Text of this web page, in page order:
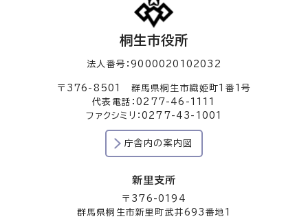
桐生市役所
法人番号：9000020102032
〒376-8501 群馬県桐生市織姫町1番1号
代表電話：0277-46-1111
ファクシミリ：0277-43-1001
庁舎内の案内図
新里支所
〒376-0194
群馬県桐生市新里町武井693番地1